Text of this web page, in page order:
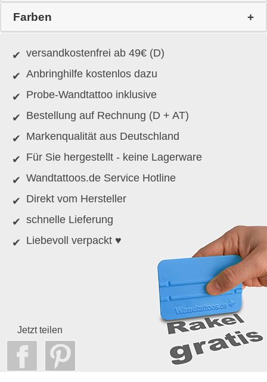
Farben
versandkostenfrei ab 49€ (D)
Anbringhilfe kostenlos dazu
Probe-Wandtattoo inklusive
Bestellung auf Rechnung (D + AT)
Markenqualität aus Deutschland
Für Sie hergestellt - keine Lagerware
Wandtattoos.de Service Hotline
Direkt vom Hersteller
schnelle Lieferung
Liebevoll verpackt ♥
Jetzt teilen